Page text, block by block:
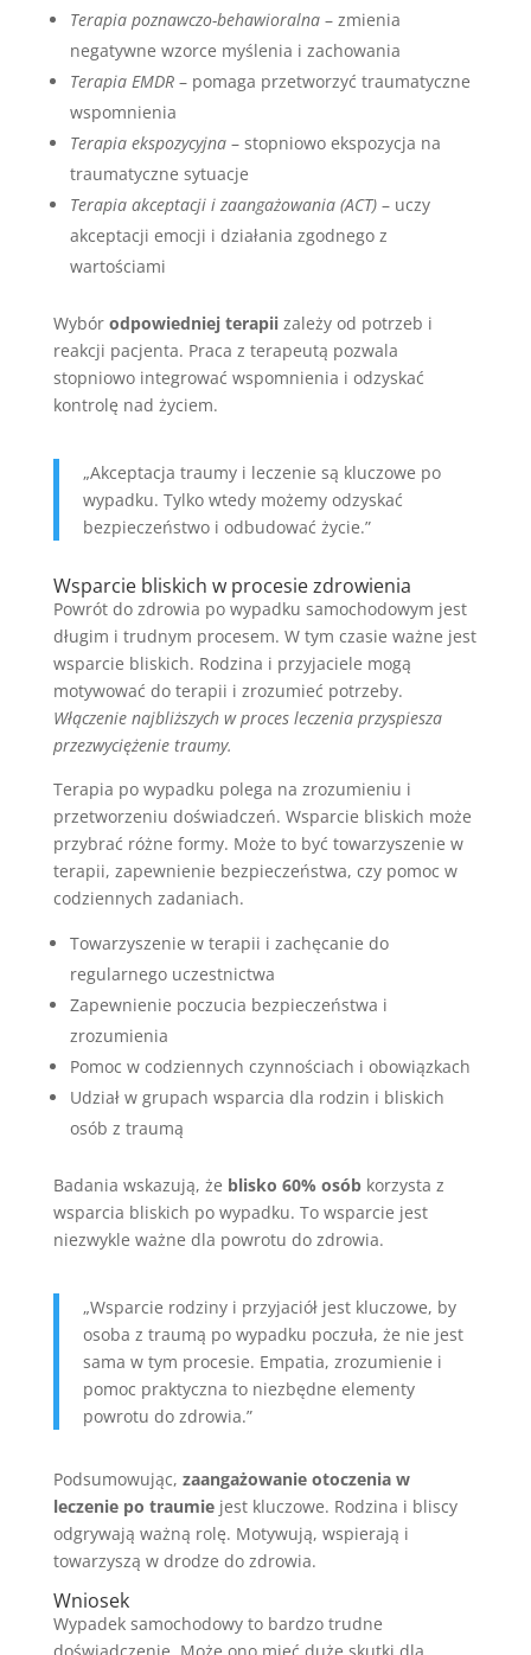
Terapia poznawczo-behawioralna– zmienia
negatywne wzorce myślenia i zachowania
Terapia EMDR– pomaga przetworzyć traumatyczne
wspomnienia
Terapia ekspozycyjna– stopniowo ekspozycja na
traumatyczne sytuacje
Terapia akceptacji i zaangażowania (ACT)– uczy
akceptacji emocji i działania zgodnego z
wartościami
Wybór odpowiedniej terapiizależy od potrzeb i
reakcji pacjenta. Praca z terapeutą pozwala
stopniowo integrować wspomnienia i odzyskać
kontrolę nad życiem.
„Akceptacja traumy i leczenie są kluczowe po
wypadku. Tylko wtedy możemy odzyskać
bezpieczeństwo i odbudować życie.”
Wsparcie bliskich w procesie zdrowienia
Powrót do zdrowia po wypadku samochodowym jest
długim i trudnym procesem. W tym czasie ważne jest
wsparcie bliskich. Rodzina i przyjaciele mogą
motywować do terapii i zrozumieć potrzeby.
Włączenie najbliższych w proces leczenia przyspiesza
przezwyciężenie traumy.
Terapia po wypadku polega na zrozumieniu i
przetworzeniu doświadczeń. Wsparcie bliskich może
przybrać różne formy. Może to być towarzyszenie w
terapii, zapewnienie bezpieczeństwa, czy pomoc w
codziennych zadaniach.
Towarzyszenie w terapii i zachęcanie do
regularnego uczestnictwa
Zapewnienie poczucia bezpieczeństwa i
zrozumienia
Pomoc w codziennych czynnościach i obowiązkach
Udział w grupach wsparcia dla rodzin i bliskich
osób z traumą
Badania wskazują, że blisko 60% osóbkorzysta z
wsparcia bliskich po wypadku. To wsparcie jest
niezwykle ważne dla powrotu do zdrowia.
„Wsparcie rodziny i przyjaciół jest kluczowe, by
osoba z traumą po wypadku poczuła, że nie jest
sama w tym procesie. Empatia, zrozumienie i
pomoc praktyczna to niezbędne elementy
powrotu do zdrowia.”
Podsumowując, zaangażowanie otoczenia w
leczenie po traumiejest kluczowe. Rodzina i bliscy
odgrywają ważną rolę. Motywują, wspierają i
towarzyszą w drodze do zdrowia.
Wniosek
Wypadek samochodowy to bardzo trudne